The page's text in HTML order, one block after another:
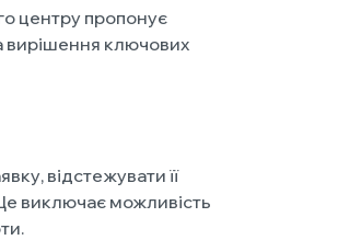
центру пропонує
ключових
відстежувати її
виключає можливість